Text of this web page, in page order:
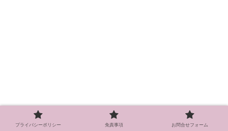
プライバシーポリシー 免責事項 お問合せフォーム